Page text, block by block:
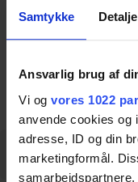
Samtykke
Ansvarlig brug af
Vi og vores 1022
anvende cookies og
adresse, ID og din
marketingformål.
Download
Specifications